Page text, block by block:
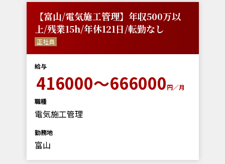
【富山/電気施工管理】年収500万以
上/残業15h/年休121日/転勤なし
正社員
給与
416000～666000円／月
職種
電気施工管理
勤務地
富山